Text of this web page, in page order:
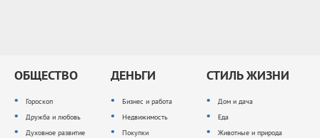
ОБЩЕСТВО
Гороскоп
Дружба и любовь
Духовное развитие
ДЕНЬГИ
Бизнес и работа
Недвижимость
Покупки
СТИЛЬ ЖИЗНИ
Дом и дача
Еда
Животные и природа